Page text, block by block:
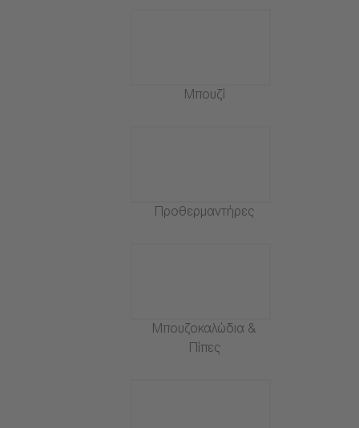
Μπουζί
Προθερμαντήρες
Μπουζοκαλώδια &
Πίπες